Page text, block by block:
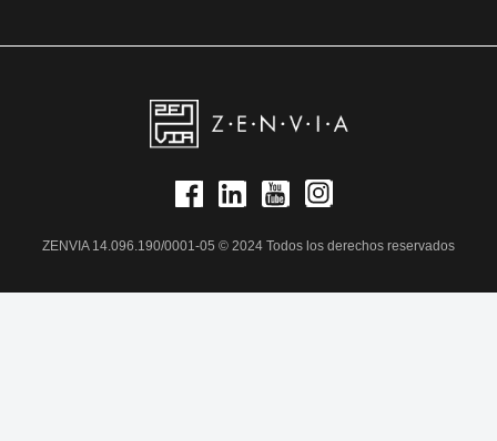
ZENVIA 14.096.190/0001-05 © 2024 Todos los derechos reservados